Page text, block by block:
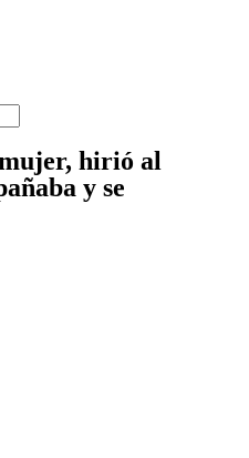
hirió al
y se